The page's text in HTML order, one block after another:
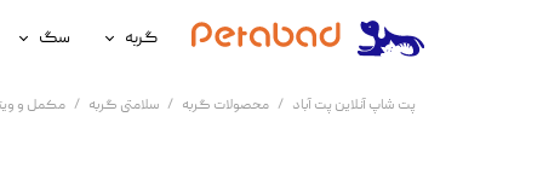
گربه
غذای گربه
سگ
غذای سگ
پت شاپ آنلاین پت آباد محصولات گربه سلامتی گربه مکمل و